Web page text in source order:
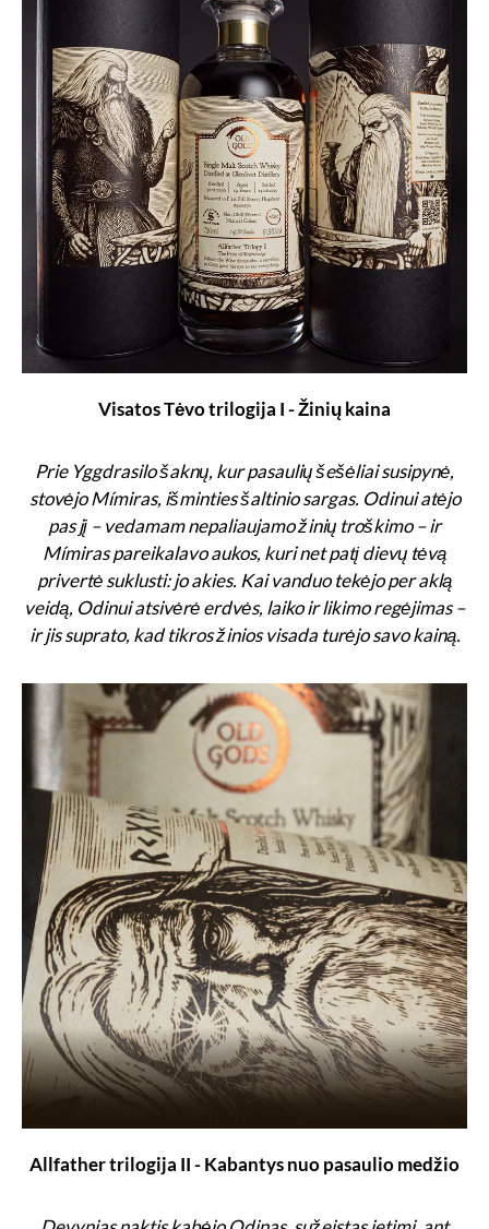
Visatos Tėvo trilogija I - Žinių kaina
Prie Yggdrasilo šaknų, kur pasaulių šešėliai susipynė,
stovėjo Mímiras, išminties šaltinio sargas. Odinui atėjo
pas jį – vedamam nepaliaujamo žinių troškimo – ir
Mímiras pareikalavo aukos, kuri net patį dievų tėvą
privertė suklusti: jo akies. Kai vanduo tekėjo per aklą
veidą, Odinui atsivėrė erdvės, laiko ir likimo regėjimas –
ir jis suprato, kad tikros žinios visada turėjo savo kainą.
Allfather trilogija II - Kabantys nuo pasaulio medžio